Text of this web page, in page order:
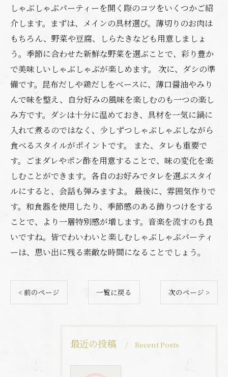
しゃぶしゃぶパーティーを開く際のコツをいくつかご紹
介します。まずは、メインの具材選び。薄切りのお肉は
もちろん、野菜や豆腐、しらたきなども用意しましょ
う。季節に合わせた新鮮な野菜を選ぶことで、彩り豊か
で美味しいしゃぶしゃぶが楽しめます。 次に、ダシの準
備です。昆布だしや鶏だしをベースに、薄口醤油やみり
んで味を整え、自分好みの風味を楽しむのも一つの楽し
み方です。ダシは十分に温めておき、具材を一気に鍋に
入れて煮るのではなく、少しずつしゃぶしゃぶしながら
食べるスタイルがポイントです。 また、タレも重要で
す。ごまダレやポン酢を用意することで、味の変化を楽
しむことができます。各自のお好みでタレを選ぶスタイ
ルにすると、会話も弾みますよ。 最後に、雰囲気作りで
す。和食器を使用したり、季節感のある飾りつけをする
ことで、より一層特別感が増します。音楽を流すのも良
いですね。皆でわいわいと楽しむしゃぶしゃぶパーティ
ーは、思い出に残る素敵な時間になることでしょう。
< 前のページ 一覧に戻る 次のページ >
最近の投稿 Recent Posts